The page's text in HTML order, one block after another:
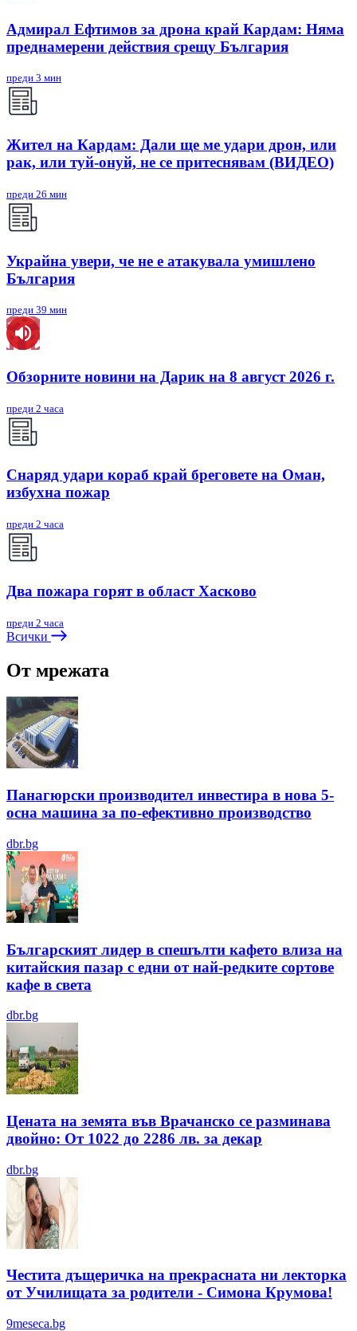
Адмирал Ефтимов за дрона край Кардам: Няма
преднамерени действия срещу България
преди 3 мин
Жител на Кардам: Дали ще ме удари дрон, или
рак, или туй-онуй, не се притеснявам (ВИДЕО)
преди 26 мин
Украйна увери, че не е атакувала умишлено
България
преди 39 мин
Обзорните новини на Дарик на 8 август 2026 г.
преди 2 часа
Снаряд удари кораб край бреговете на Оман,
избухна пожар
преди 2 часа
Два пожара горят в област Хасково
преди 2 часа
Всички
От мрежата
Панагюрски производител инвестира в нова 5-
осна машина за по-ефективно производство
dbr.bg
Българският лидер в спешълти кафето влиза на
китайския пазар с едни от най-редките сортове
кафе в света
dbr.bg
Цената на земята във Врачанско се разминава
двойно: От 1022 до 2286 лв. за декар
dbr.bg
Честита дъщеричка на прекрасната ни лекторка
от Училищата за родители - Симона Крумова!
9meseca.bg